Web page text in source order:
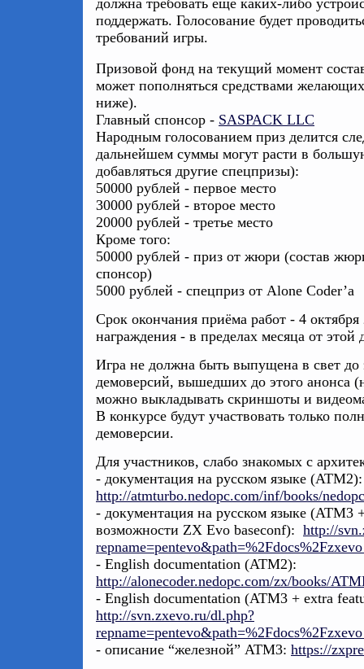
должна требовать ещё каких-либо
поддержать. Голосование будет
требований игры.
Призовой фонд на текущий момент
может пополняться средствами
ниже).
Главный спонсор - SASPACK LLC
Народным голосованием приз делится
дальнейшем суммы могут расти в
добавляться другие спецпризы):
50000 рублей - первое место
30000 рублей - второе место
20000 рублей - третье место
Кроме того:
50000 рублей - приз от жюри (состав
спонсор)
5000 рублей - спецприз от Alone Coder’а
Срок окончания приёма работ - 4 октября
награждения - в пределах месяца от этой
Игра не должна быть выпущена в свет до
демоверсий, вышедших до этого анонса
можно выкладывать скриншоты и
В конкурсе будут участвовать только
демоверсии.
Для участников, слабо знакомых с
- документация на русском языке (ATM2):
http://atmturbo.nedopc.com/inf/books/
- документация на русском языке (ATM3
возможности ZX Evo baseconf): http://
- English documentation (ATM2):
http://alonecoder.nedopc.com/zx/books/
- English documentation (ATM3 + extra
http://svn.zxevo.ru/dl.php?
- описание “железной” ATM3: https://